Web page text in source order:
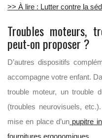
>> À lire : Lutter contre la
Troubles moteurs,
peut-on proposer ?
D’autres dispositifs
accompagne votre enfant.
trouble moteur, un trouble
(troubles neurovisuels,
mise en place d’un pupitre